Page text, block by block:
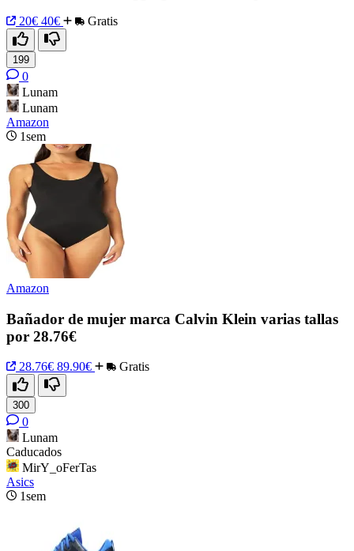
20€ 40€ Gratis
199
0
Lunam
Lunam
Amazon
1sem
Amazon
Bañador de mujer marca Calvin Klein varias tallas
por 28.76€
28.76€ 89.90€ Gratis
300
0
Lunam
Caducados
MirY_oFerTas
Asics
1sem